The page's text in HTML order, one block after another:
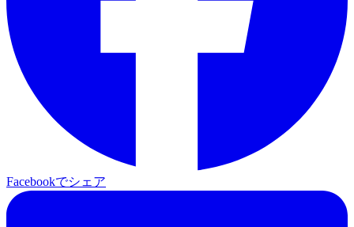
Facebookでシェア